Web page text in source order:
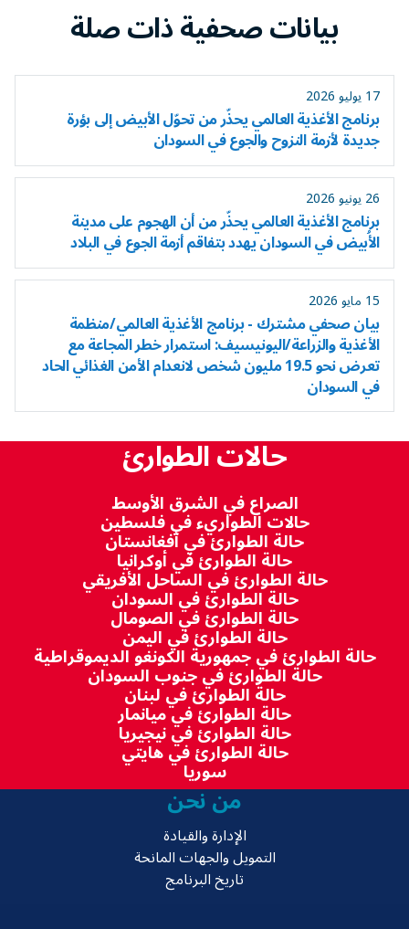
بيانات صحفية ذات صلة
17 يوليو 2026
برنامج الأغذية العالمي يحذّر من تحوّل الأبيض إلى بؤرة
جديدة لأزمة النزوح والجوع في السودان
26 يونيو 2026
برنامج الأغذية العالمي يحذّر من أن الهجوم على مدينة
الأُبيض في السودان يهدد بتفاقم أزمة الجوع في البلاد
15 مايو 2026
بيان صحفي مشترك - برنامج الأغذية العالمي/منظمة
الأغذية والزراعة/اليونيسيف: استمرار خطر المجاعة مع
تعرض نحو 19.5 مليون شخص لانعدام الأمن الغذائي الحاد
في السودان
حالات الطوارئ
الصراع في الشرق الأوسط
حالات الطواريء في فلسطين
حالة الطوارئ في أفغانستان
حالة الطوارئ في أوكرانيا
حالة الطوارئ في الساحل الأفريقي
حالة الطوارئ في السودان
حالة الطوارئ في الصومال
حالة الطوارئ في اليمن
حالة الطوارئ في جمهورية الكونغو الديموقراطية
حالة الطوارئ في جنوب السودان
حالة الطوارئ في لبنان
حالة الطوارئ في ميانمار
حالة الطوارئ في نيجيريا
حالة الطوارئ في هايتي
سوريا
من نحن
الإدارة والقيادة
التمويل والجهات المانحة
تاريخ البرنامج